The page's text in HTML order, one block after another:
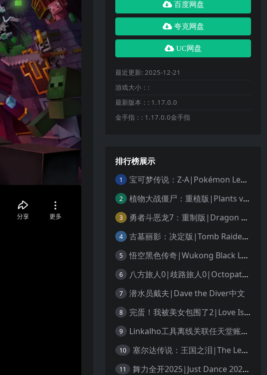
百度网盘
夸克网盘
UC网盘
最近更新: 2025-12-21
游戏大小：:
最新版本：: 1.17.0.0
金手指：: 1.17.0.0金手指
排行榜展示
1 宝可梦传说：Z-A|Pokémon Legends: Z-A中文
2 植物大战僵尸：重植版|Plants vs. Zombies: Replanted中文
3 勇者斗恶龙7：重制版|Dragon Quest VII Reimagined中文
4 古墓丽影：决定版|Tomb Raider: Definitive Edition中文
5 悟空黑色传奇|Wukong Black Legend
6 八方旅人0|歧路旅人0|Octopath Traveler 0中文
7 潜水员戴夫|Dave the Diver中文
8 完蛋！我被美女包围了2|Love Is All Around 2中文
9 Linkalho工具离线关联任天堂账户教程
10 塞尔达传说：王国之泪|The Legend of Zelda: Tears of the Kingdom中文
11 舞力全开2025|Just Dance 2025中文